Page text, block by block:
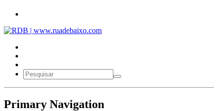
Primary Navigation